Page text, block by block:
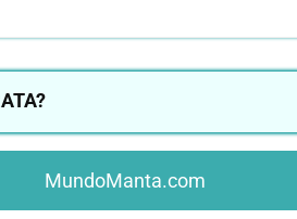
MundoManta.com